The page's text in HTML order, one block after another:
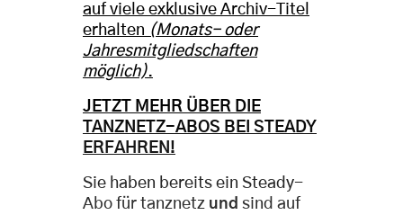
auf viele exklusive Archiv-Titel
erhalten (Monats- oder
Jahresmitgliedschaften
möglich).
JETZT MEHR ÜBER DIE
TANZNETZ-ABOS BEI STEADY
ERFAHREN!
Sie haben bereits ein Steady-
Abo für tanznetz und sind auf